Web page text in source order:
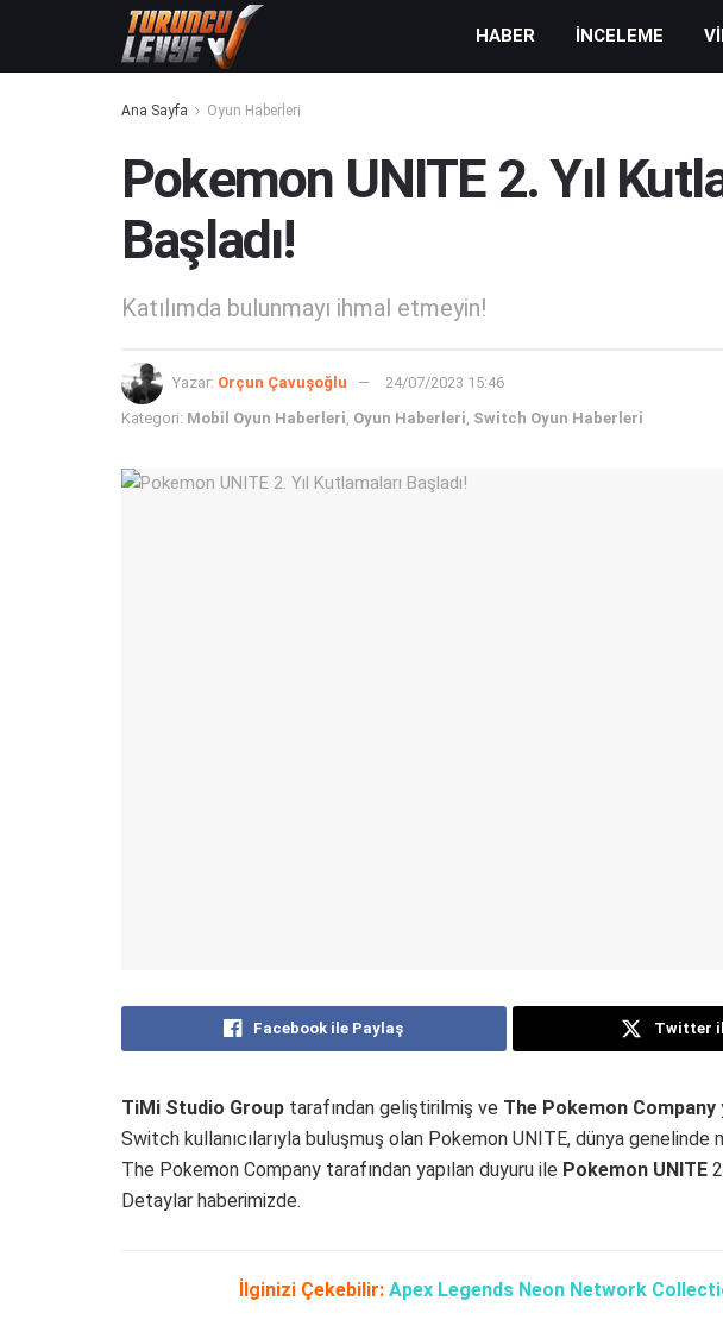
HABER İNCELEME
Ana Sayfa Oyun Haberleri
Pokemon UNITE 2. Yıl
Başladı!
Katılımda bulunmayı ihmal etmeyin!
Yazar: Orçun Çavuşoğlu 24/07/2023 15:46
Kategori: Mobil Oyun Haberleri, Oyun Haberleri, Switch Oyun Haberleri
Facebook ile Paylaş Twitter
TiMi Studio Group tarafından geliştirilmiş ve The Pokemon Company
Switch kullanıcılarıyla buluşmuş olan Pokemon UNITE, dünya
The Pokemon Company tarafından yapılan duyuru ile Pokemon UNITE
Detaylar haberimizde.
İlginizi Çekebilir: Apex Legends Neon Network